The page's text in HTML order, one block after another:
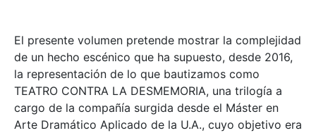
El presente volumen pretende mostrar la complejidad
de un hecho escénico que ha supuesto, desde 2016,
la representación de lo que bautizamos como
TEATRO CONTRA LA DESMEMORIA, una trilogía a
cargo de la compañía surgida desde el Máster en
Arte Dramático Aplicado de la U.A., cuyo objetivo era